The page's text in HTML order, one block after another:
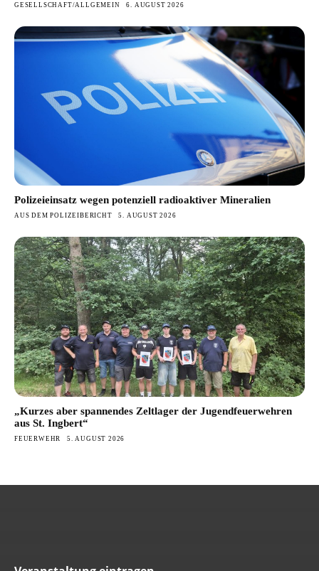
GESELLSCHAFT/ALLGEMEIN 6. AUGUST 2026
Polizeieinsatz wegen potenziell radioaktiver Mineralien
AUS DEM POLIZEIBERICHT 5. AUGUST 2026
„Kurzes aber spannendes Zeltlager der Jugendfeuerwehren
aus St. Ingbert“
FEUERWEHR 5. AUGUST 2026